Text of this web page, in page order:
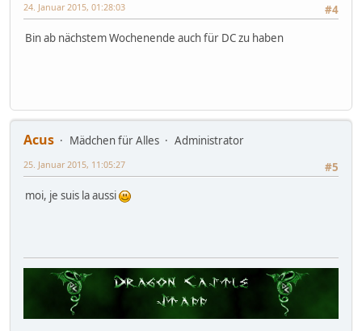
#4
24. Januar 2015, 01:28:03
Bin ab nächstem Wochenende auch für DC zu haben
Acus Mädchen für Alles
Administrator
#5
25. Januar 2015, 11:05:27
moi, je suis la aussi